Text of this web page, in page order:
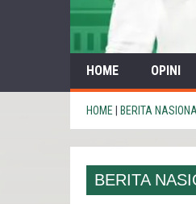
HOME OPINI
HOME BERITA NASIONAL
BERITA